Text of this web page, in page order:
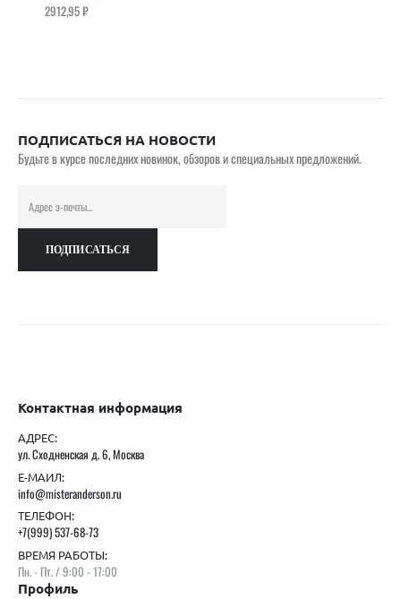
0out of 5
2912,95₽
ПОДПИСАТЬСЯ НА НОВОСТИ
Будьте в курсе последних новинок, обзоров и специальных предложений.
Контактная информация
АДРЕС:
ул. Сходненская д. 6, Москва
Е-МАИЛ:
info@misteranderson.ru
ТЕЛЕФОН:
+7(999) 537-68-73
ВРЕМЯ РАБОТЫ:
Пн. - Пт. / 9:00 - 17:00
Профиль